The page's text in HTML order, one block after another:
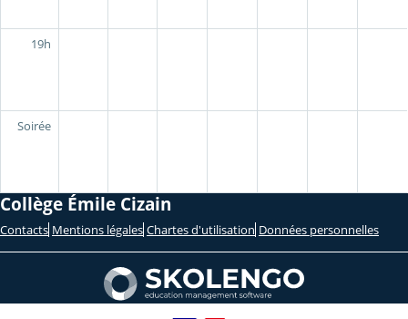
19h
Soirée
Collège Émile Cizain
Contacts Mentions légales Chartes d'utilisation Données personnelles